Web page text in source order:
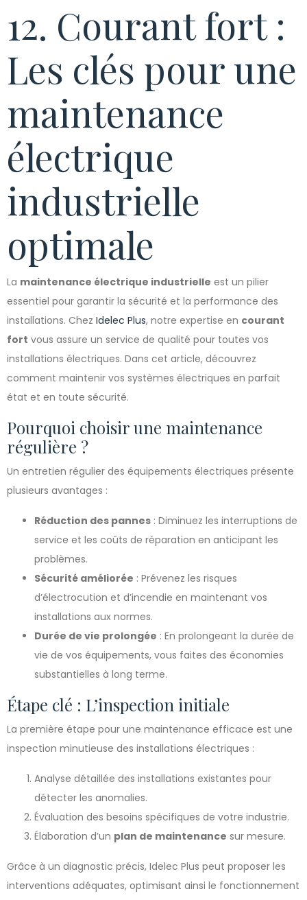
12. Courant fort :
Les clés pour une
maintenance
électrique
industrielle
optimale
La maintenance électrique industrielle est un pilier
essentiel pour garantir la sécurité et la performance des
installations. Chez Idelec Plus, notre expertise en courant
fort vous assure un service de qualité pour toutes vos
installations électriques. Dans cet article, découvrez
comment maintenir vos systèmes électriques en parfait
état et en toute sécurité.
Pourquoi choisir une maintenance
régulière ?
Un entretien régulier des équipements électriques présente
plusieurs avantages :
Réduction des pannes : Diminuez les interruptions de
service et les coûts de réparation en anticipant les
problèmes.
Sécurité améliorée : Prévenez les risques
d’électrocution et d’incendie en maintenant vos
installations aux normes.
Durée de vie prolongée : En prolongeant la durée de
vie de vos équipements, vous faites des économies
substantielles à long terme.
Étape clé : L’inspection initiale
La première étape pour une maintenance efficace est une
inspection minutieuse des installations électriques :
Analyse détaillée des installations existantes pour
détecter les anomalies.
Évaluation des besoins spécifiques de votre industrie.
Élaboration d’un plan de maintenance sur mesure.
Grâce à un diagnostic précis, Idelec Plus peut proposer les
interventions adéquates, optimisant ainsi le fonctionnement